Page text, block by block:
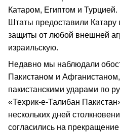
Катаром, Египтом и
Штаты предоставили Катару
защиты от любой внешней
израильскую.
Недавно мы наблюдали
Пакистаном и
пакистанскими ударами по
«Техрик-е-Талибан
нескольких дней
согласились на